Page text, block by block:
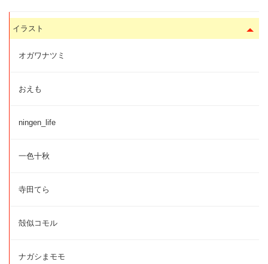
イラスト
オガワナツミ
おえも
ningen_life
一色十秋
寺田てら
殻似コモル
ナガシまモモ